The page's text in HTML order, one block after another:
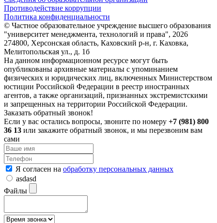
Противодействие коррупции
Политика конфиденциальности
© Частное образовательное учреждение высшего образования
"университет менеджмента, технологий и права", 2026
274800, Херсонская область, Каховский р-н, г. Каховка,
Мелитопольская ул., д. 1б
На данном информационном ресурсе могут быть
опубликованы архивные материалы с упоминанием
физических и юридических лиц, включенных Министерством
юстиции Российской Федерации в реестр иностранных
агентов, а также организаций, признанных экстремистскими
и запрещенных на территории Российской Федерации.
Заказать обратный звонок!
Если у вас остались вопросы, звоните по номеру +7 (981) 800
36 13 или закажите обратный звонок, и мы перезвоним вам
сами
Я согласен на обработку персональных данных
asdasd
Файлы